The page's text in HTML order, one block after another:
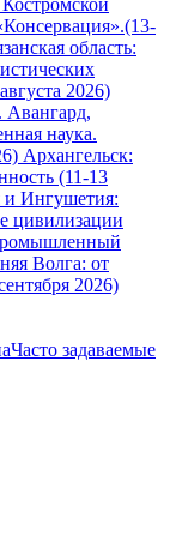
область:
2026)
Авангард,
наука.
Архангельск:
(11-13
и Ингушетия:
цивилизации
Волга: от
2026)
Часто задаваемые